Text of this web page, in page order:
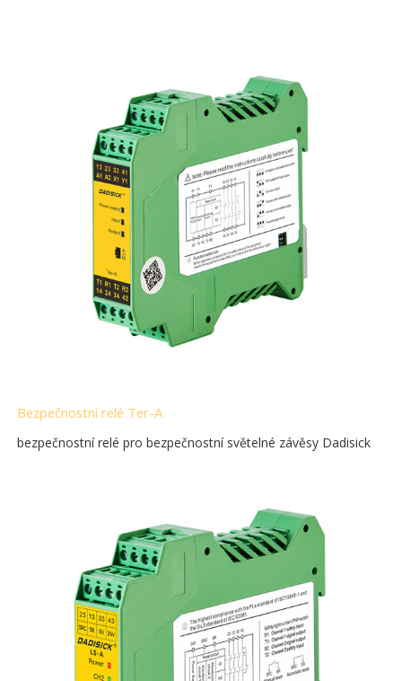
Bezpečnostní relé Ter-A
bezpečnostní relé pro bezpečnostní světelné závěsy Dadisick